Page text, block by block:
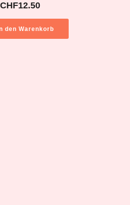
CHF12.50
den Warenkorb